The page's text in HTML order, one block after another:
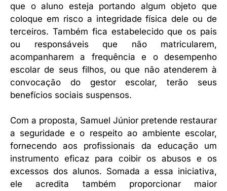
que o aluno esteja portando algum objeto que
coloque em risco a integridade física dele ou de
terceiros. Também fica estabelecido que os pais
ou responsáveis que não matricularem,
acompanharem a frequência e o desempenho
escolar de seus filhos, ou que não atenderem à
convocação do gestor escolar, terão seus
benefícios sociais suspensos.
Com a proposta, Samuel Júnior pretende restaurar
a seguridade e o respeito ao ambiente escolar,
fornecendo aos profissionais da educação um
instrumento eficaz para coibir os abusos e os
excessos dos alunos. Somada a essa iniciativa,
ele acredita também proporcionar maior